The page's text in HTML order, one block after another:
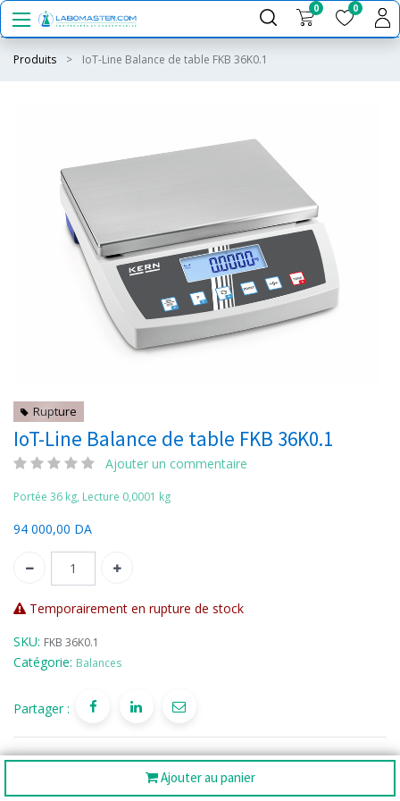
0 0
Produits IoT-Line Balance de table FKB 36K0.1
Ajouter au panier
Rupture
IoT-Line Balance de table FKB 36K0.1
Ajouter un commentaire
Portée 36 kg, Lecture 0,0001 kg
94 000,00 DA
Temporairement en rupture de stock
SKU: FKB 36K0.1
Catégorie: Balances
Partager :